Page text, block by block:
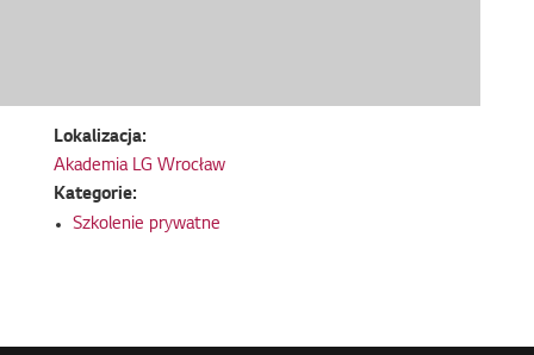
Lokalizacja:
Akademia LG Wrocław
Kategorie:
Szkolenie prywatne